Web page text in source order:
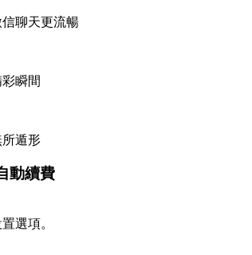
信聊天更流暢
瞬間
遁形
動續費
選項。